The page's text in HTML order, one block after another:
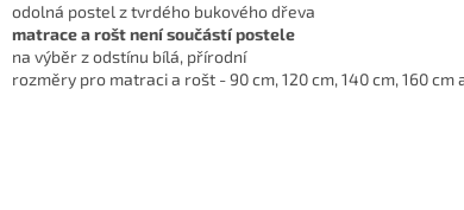
odolná postel z tvrdého bukového dřeva
matrace a rošt není součástí postele
na výběr z odstínu bílá, přírodní
rozměry pro matraci a rošt - 90 cm, 120 cm, 140 cm, 160 cm